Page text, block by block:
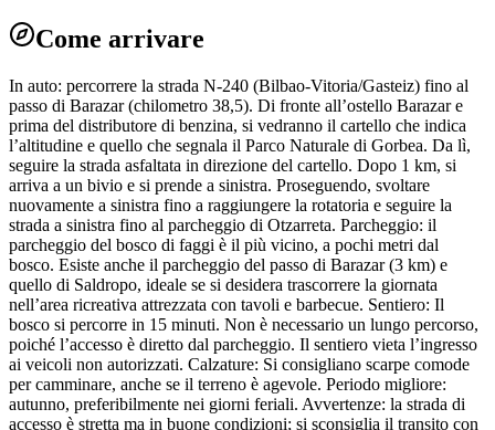
Come arrivare
In auto: percorrere la strada N-240 (Bilbao-Vitoria/Gasteiz) fino al
passo di Barazar (chilometro 38,5). Di fronte all’ostello Barazar e
prima del distributore di benzina, si vedranno il cartello che indica
l’altitudine e quello che segnala il Parco Naturale di Gorbea. Da lì,
seguire la strada asfaltata in direzione del cartello. Dopo 1 km, si
arriva a un bivio e si prende a sinistra. Proseguendo, svoltare
nuovamente a sinistra fino a raggiungere la rotatoria e seguire la
strada a sinistra fino al parcheggio di Otzarreta. Parcheggio: il
parcheggio del bosco di faggi è il più vicino, a pochi metri dal
bosco. Esiste anche il parcheggio del passo di Barazar (3 km) e
quello di Saldropo, ideale se si desidera trascorrere la giornata
nell’area ricreativa attrezzata con tavoli e barbecue. Sentiero: Il
bosco si percorre in 15 minuti. Non è necessario un lungo percorso,
poiché l’accesso è diretto dal parcheggio. Il sentiero vieta l’ingresso
ai veicoli non autorizzati. Calzature: Si consigliano scarpe comode
per camminare, anche se il terreno è agevole. Periodo migliore:
autunno, preferibilmente nei giorni feriali. Avvertenze: la strada di
accesso è stretta ma in buone condizioni; si sconsiglia il transito con